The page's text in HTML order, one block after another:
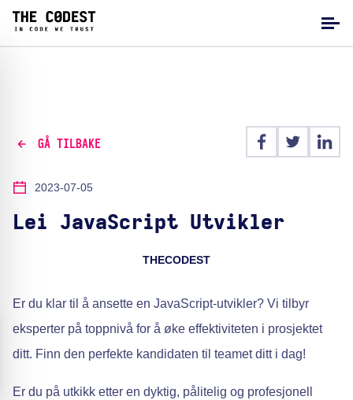
GÅ TILBAKE
2023-07-05
Lei JavaScript Utvikler
THECODEST
Er du klar til å ansette en JavaScript-utvikler? Vi tilbyr
eksperter på toppnivå for å øke effektiviteten i prosjektet
ditt. Finn den perfekte kandidaten til teamet ditt i dag!
Er du på utkikk etter en dyktig, pålitelig og profesjonell